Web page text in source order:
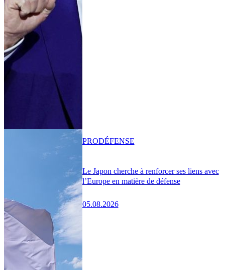
Le Japon cherche à renforcer ses liens avec
l’Europe en matière de défense
05.08.2026
PRODÉFENSE